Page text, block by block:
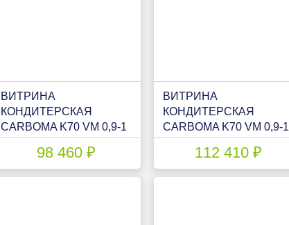
ВИТРИНА
КОНДИТЕРСКАЯ
CARBOMA K70 VM 0,9-1
LIGHT (ВХСВ - 0,9Д)
(1801490P)98 460 ₽
ВИТРИНА
КОНДИТЕРСКАЯ
CARBOMA K70 VM 0,9-1
LIGHT
ПАТТЕРН(П0000007105)
112 410 ₽